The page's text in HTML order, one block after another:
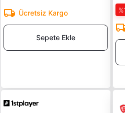
Ücretsiz Kargo
Sepete Ekle